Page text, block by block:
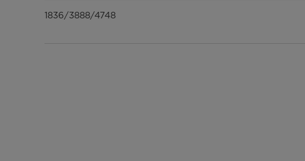
1836/3888/4748